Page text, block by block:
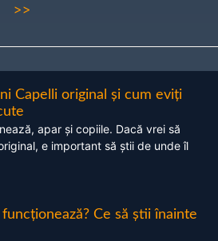
>>
Capelli original și cum eviți
apar și copiile. Dacă vrei să
e important să știi de unde îl
Ce să știi înainte